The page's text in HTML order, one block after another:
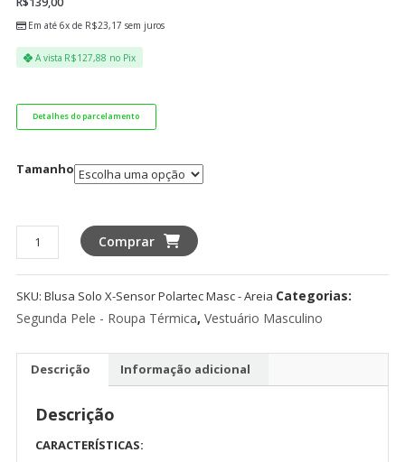
Em até 6x de R$23,17 sem juros
A vista R$127,88 no Pix
Detalhes do parcelamento
Tamanho
Solo
X-
Sensor
Polartec
-
Comprar
SKU: Blusa Solo X-Sensor Polartec Masc - Areia Categorias:
Segunda Pele - Roupa Térmica, Vestuário Masculino
Descrição Informação adicional
Descrição
CARACTERÍSTICAS: